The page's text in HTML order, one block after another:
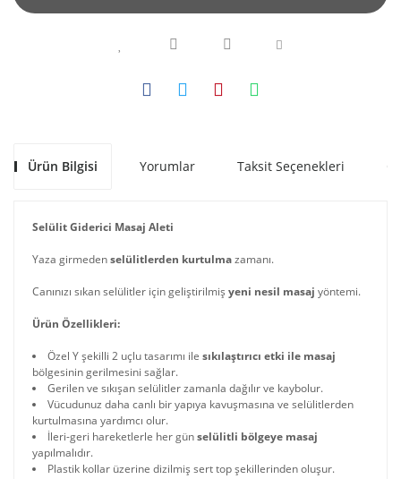
Ürün Bilgisi Yorumlar Taksit Seçenekleri
Selülit Giderici Masaj Aleti
Yaza girmedenselülitlerden kurtulmazamanı.
Canınızı sıkan selülitler için geliştirilmiş yeni nesil masaj yöntemi.
Ürün Özellikleri:
Özel Y şekilli 2 uçlu tasarımı ile sıkılaştırıcı etki ile masaj
bölgesinin gerilmesini sağlar.
Gerilen ve sıkışan selülitler zamanla dağılır ve kaybolur.
Vücudunuz daha canlı bir yapıya kavuşmasına ve selülitlerden
kurtulmasına yardımcı olur.
İleri-geri hareketlerle her günselülitli bölgeye masaj
yapılmalıdır.
Plastik kollar üzerine dizilmiş sert top şekillerinden oluşur.